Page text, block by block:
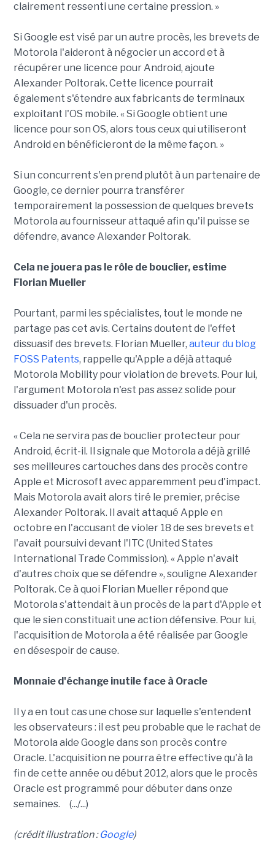
clairement ressenti une certaine pression. »
Si Google est visé par un autre procès, les brevets de
Motorola l'aideront à négocier un accord et à
récupérer une licence pour Android, ajoute
Alexander Poltorak. Cette licence pourrait
également s'étendre aux fabricants de terminaux
exploitant l'OS mobile. « Si Google obtient une
licence pour son OS, alors tous ceux qui utiliseront
Android en bénéficieront de la même façon. »
Si un concurrent s'en prend plutôt à un partenaire de
Google, ce dernier pourra transférer
temporairement la possession de quelques brevets
Motorola au fournisseur attaqué afin qu'il puisse se
défendre, avance Alexander Poltorak.
Cela ne jouera pas le rôle de bouclier, estime
Florian Mueller
Pourtant, parmi les spécialistes, tout le monde ne
partage pas cet avis. Certains doutent de l'effet
dissuasif des brevets. Florian Mueller, auteur du blog
FOSS Patents, rappelle qu'Apple a déjà attaqué
Motorola Mobility pour violation de brevets. Pour lui,
l'argument Motorola n'est pas assez solide pour
dissuader d'un procès.
« Cela ne servira pas de bouclier protecteur pour
Android, écrit-il. Il signale que Motorola a déjà grillé
ses meilleures cartouches dans des procès contre
Apple et Microsoft avec apparemment peu d'impact.
Mais Motorola avait alors tiré le premier, précise
Alexander Poltorak. Il avait attaqué Apple en
octobre en l'accusant de violer 18 de ses brevets et
l'avait poursuivi devant l'ITC (United States
International Trade Commission). « Apple n'avait
d'autres choix que se défendre », souligne Alexander
Poltorak. Ce à quoi Florian Mueller répond que
Motorola s'attendait à un procès de la part d'Apple et
que le sien constituait une action défensive. Pour lui,
l'acquisition de Motorola a été réalisée par Google
en désespoir de cause.
Monnaie d'échange inutile face à Oracle
Il y a en tout cas une chose sur laquelle s'entendent
les observateurs : il est peu probable que le rachat de
Motorola aide Google dans son procès contre
Oracle. L'acquisition ne pourra être effective qu'à la
fin de cette année ou début 2012, alors que le procès
Oracle est programmé pour débuter dans onze
semaines. (.../...)
(crédit illustration :Google)